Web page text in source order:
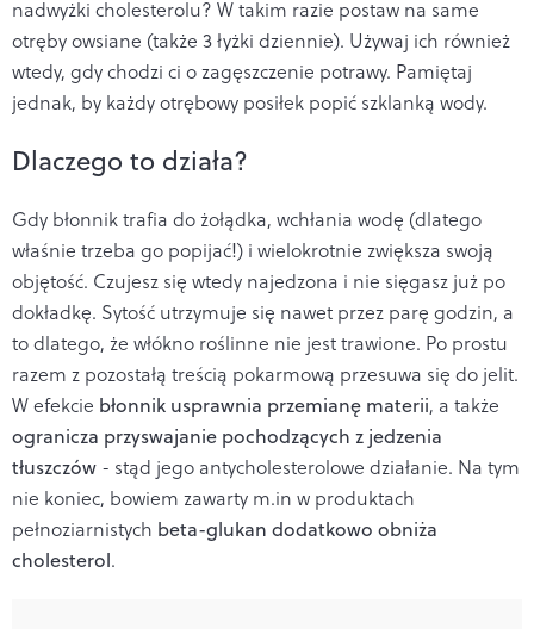
nadwyżki cholesterolu? W takim razie postaw na same
otręby owsiane (także 3 łyżki dziennie). Używaj ich również
wtedy, gdy chodzi ci o zagęszczenie potrawy. Pamiętaj
jednak, by każdy otrębowy posiłek popić szklanką wody.
Dlaczego to działa?
Gdy błonnik trafia do żołądka, wchłania wodę (dlatego
właśnie trzeba go popijać!) i wielokrotnie zwiększa swoją
objętość. Czujesz się wtedy najedzona i nie sięgasz już po
dokładkę. Sytość utrzymuje się nawet przez parę godzin, a
to dlatego, że włókno roślinne nie jest trawione. Po prostu
razem z pozostałą treścią pokarmową przesuwa się do jelit.
W efekcie błonnik usprawnia przemianę materii, a także
ogranicza przyswajanie pochodzących z jedzenia
tłuszczów - stąd jego antycholesterolowe działanie. Na tym
nie koniec, bowiem zawarty m.in w produktach
pełnoziarnistych beta-glukan dodatkowo obniża
cholesterol.